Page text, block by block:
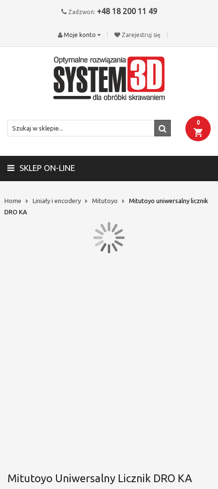
Zadzwoń: +48 18 200 11 49
Zarejestruj się
Moje konto
0
SKLEP ON-LINE
Home Liniały i encodery Mitutoyo
Mitutoyo uniwersalny licznik
DRO KA
Mitutoyo Uniwersalny Licznik DRO KA